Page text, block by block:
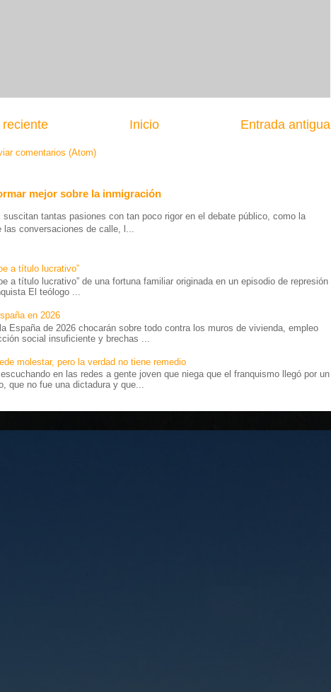
Entrada antigua
Inicio
comentarios (Atom)
mejor sobre la inmigración
suscitan tantas pasiones con tan poco rigor en el debate público, como la
las conversaciones de calle, l...
a título lucrativo”
a título lucrativo” de una fortuna familiar originada en un episodio de represión
El teólogo ...
en 2026
España de 2026 chocarán sobre todo contra los muros de vivienda, empleo
social insuficiente y brechas ...
molestar, pero la verdad no tiene remedio
en las redes a gente joven que niega que el franquismo llegó por un
que no fue una dictadura y que...